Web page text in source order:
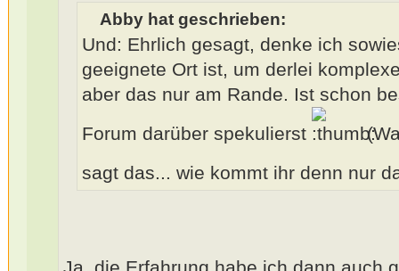
Abby hat geschrieben:
Und: Ehrlich gesagt, denke ich
geeignete Ort ist, um derlei
aber das nur am Rande. Ist schon
Forum darüber spekulierst
sagt das... wie kommt ihr denn nur
Ja, die Erfahrung habe ich dann auch